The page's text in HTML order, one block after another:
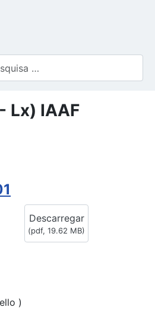
Lx) IAAF
Descarregar
(pdf, 19.62 MB)
)